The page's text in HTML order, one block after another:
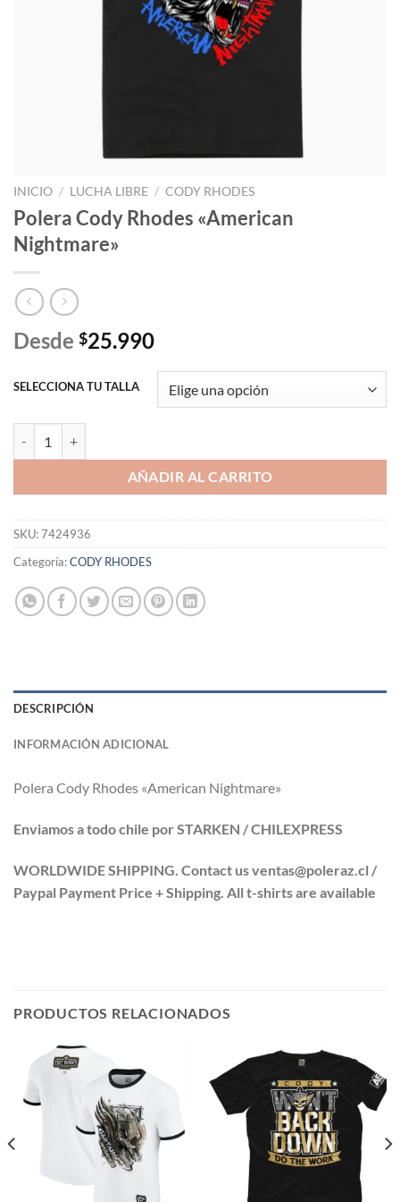
INICIO / LUCHA LIBRE / CODY RHODES
Polera Cody Rhodes «American
Nightmare»
Desde $25.990
SELECCIONA TU TALLA
AÑADIR AL CARRITO
SKU:7424936
Categoría:CODY RHODES
DESCRIPCIÓN
INFORMACIÓN ADICIONAL
Polera Cody Rhodes «American Nightmare»
Enviamos a todo chile por STARKEN / CHILEXPRESS
WORLDWIDE SHIPPING. Contact us ventas@poleraz.cl /
Paypal Payment Price + Shipping. All t-shirts are available
PRODUCTOS RELACIONADOS